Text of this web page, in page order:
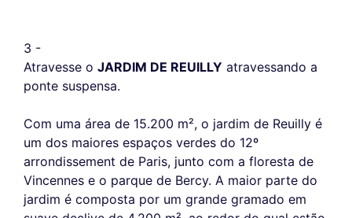
3 -
Atravesse o JARDIM DE REUILLY atravessando a
ponte suspensa.
Com uma área de 15.200 m², o jardim de Reuilly é
um dos maiores espaços verdes do 12º
arrondissement de Paris, junto com a floresta de
Vincennes e o parque de Bercy. A maior parte do
jardim é composta por um grande gramado em